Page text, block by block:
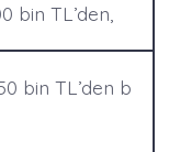
bin TL’den,
bin TL’den b